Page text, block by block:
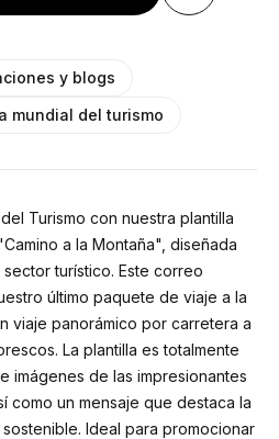
y blogs
mundial del turismo
Turismo con nuestra plantilla
a la Montaña", diseñada
turístico. Este correo
último paquete de viaje a la
viaje panorámico por carretera a
La plantilla es totalmente
imágenes de las impresionantes
como un mensaje que destaca la
Ideal para promocionar